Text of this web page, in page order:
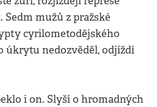
mužů z pražské
cyrilometodějského
úkrytu nedozvěděl, odjíždí
i on. Slyší o hromadných